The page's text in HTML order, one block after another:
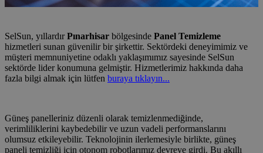
SelSun, yıllardırPınarhisar bölgesinde Panel Temizleme
hizmetleri sunan güvenilir bir şirkettir. Sektördeki deneyimimiz ve
müşteri memnuniyetine odaklı yaklaşımımız sayesinde SelSun
sektörde lider konumuna gelmiştir. Hizmetlerimiz hakkında daha
fazla bilgi almak için lütfen buraya tıklayın...
Güneş panelleriniz düzenli olarak temizlenmediğinde,
verimliliklerini kaybedebilir ve uzun vadeli performanslarını
olumsuz etkileyebilir. Teknolojinin ilerlemesiyle birlikte, güneş
paneli temizliği için otonom robotlarımız devreye girdi. Bu akıllı